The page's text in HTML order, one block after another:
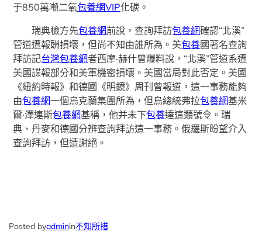
于850萬噸二氧包養網VIP化碳。
瑞典檢方先包養網前說，查詢拜訪包養網確認“北溪”
管道遭報酬損壞，但尚不知由誰所為。美包養國著名查詢
拜訪記台灣包養網者西摩·赫什曾爆料說，“北溪”管道系遭
美國諜報部分和美軍機密損壞。美國當局對此否定。美國
《紐約時報》和德國《明鏡》周刊曾報道，這一事務能夠
由包養網一個烏克蘭集團所為，但烏總統弗拉包養網基米
爾·澤連斯包養網基稱，他并未下包養達這類號令。瑞
典、丹麥和德國分辨查詢拜訪這一事務。俄羅斯盼望介入
查詢拜訪，但遭謝絕。
Posted byadminin不知所措